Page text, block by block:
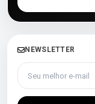
NEWSLETTER
Seu melhor e-mail